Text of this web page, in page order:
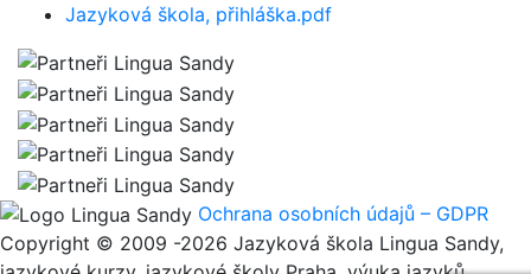
Jazyková škola, přihláška.pdf
Ochrana osobních údajů – GDPR
Copyright © 2009 -2026 Jazyková škola Lingua Sandy,